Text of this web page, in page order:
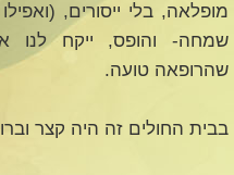
מופלאה, בלי ייסורים,
שמחה- והופס, ייקח לנו
שהרופאה טועה.
בבית החולים זה היה קצר